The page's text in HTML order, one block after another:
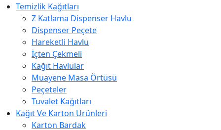
Temizlik Kağıtları
Z Katlama Dispenser Havlu
Dispenser Peçete
Hareketli Havlu
İçten Çekmeli
Kağıt Havlular
Muayene Masa Örtüsü
Peçeteler
Tuvalet Kağıtları
Kağıt Ve Karton Ürünleri
Karton Bardak